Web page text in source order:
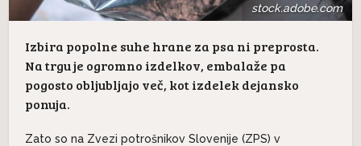
stock.adobe.com
Izbira popolne suhe hrane za psa ni preprosta.
Na trgu je ogromno izdelkov, embalaže pa
pogosto obljubljajo več, kot izdelek dejansko
ponuja.
Zato so na Zvezi potrošnikov Slovenije(ZPS)v